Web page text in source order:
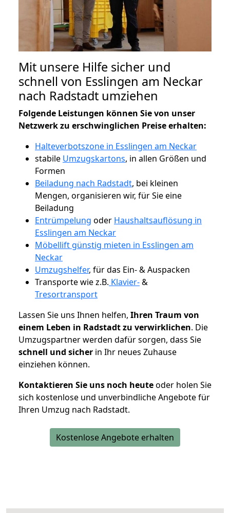
Mit unsere Hilfe sicher und
schnell von Esslingen am Neckar
nach Radstadt umziehen
Folgende Leistungen können Sie von unser
Netzwerk zu erschwinglichen Preise erhalten:
Halteverbotszone in Esslingen am Neckar
stabile Umzugskartons, in allen Größen und
Formen
Beiladung nach Radstadt, bei kleinen
Mengen, organisieren wir, für Sie eine
Beiladung
Entrümpelung oder Haushaltsauflösung in
Esslingen am Neckar
Möbellift günstig mieten in Esslingen am
Neckar
Umzugshelfer, für das Ein- & Auspacken
Transporte wie z.B. Klavier-&
Tresortransport
Lassen Sie uns Ihnen helfen, Ihren Traum von
einem Leben in Radstadt zu verwirklichen. Die
Umzugspartner werden dafür sorgen, dass Sie
schnell und sicher in Ihr neues Zuhause
einziehen können.
Kontaktieren Sie uns noch heuteoder holen Sie
sich kostenlose und unverbindliche Angebote für
Ihren Umzug nach Radstadt.
Kostenlose Angebote erhalten